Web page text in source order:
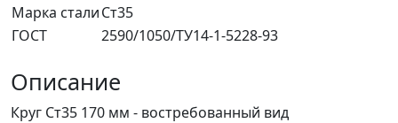
Марка сталиСт35
ГОСТ
2590/1050/ТУ14-1-5228-93
Описание
Круг Ст35 170 мм - востребованный вид